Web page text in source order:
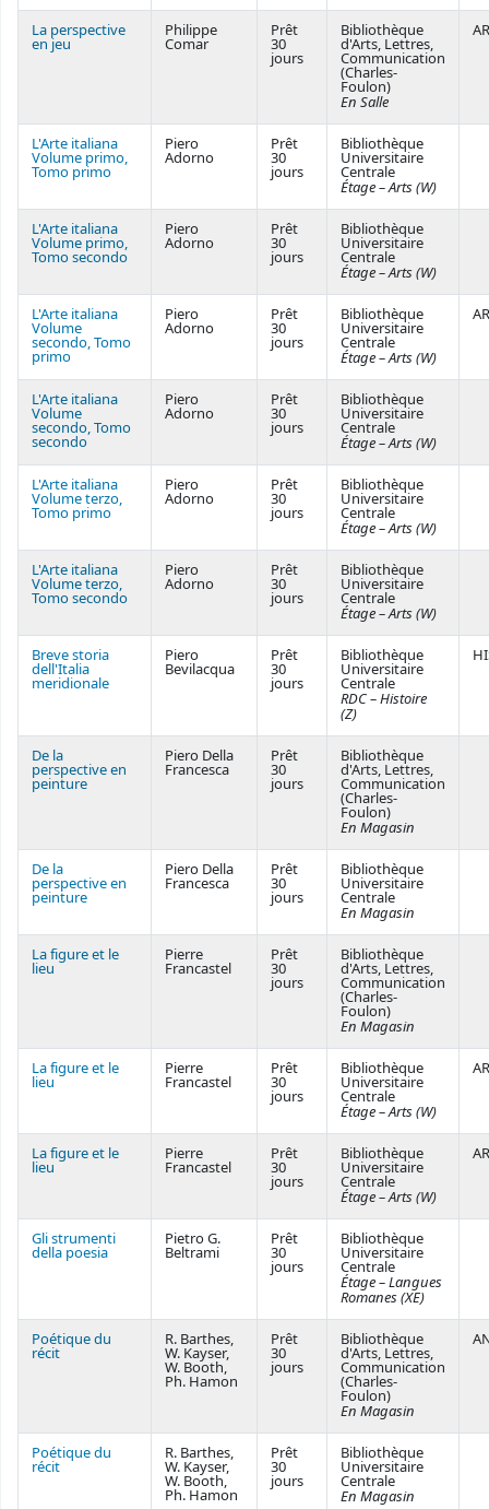
La perspective
en jeu
Philippe
Comar
Prêt
30
jours
Bibliothèque
d'Arts, Lettres,
Communication
(Charles-
Foulon)
En Salle
L'Arte italiana
Volume primo,
Tomo primo
Piero
Adorno
Prêt
30
jours
Bibliothèque
Universitaire
Centrale
Étage – Arts (W)
L'Arte italiana
Volume primo,
Tomo secondo
Piero
Adorno
Prêt
30
jours
Bibliothèque
Universitaire
Centrale
Étage – Arts (W)
L'Arte italiana
Volume
secondo, Tomo
primo
Piero
Adorno
Prêt
30
jours
Bibliothèque
Universitaire
Centrale
Étage – Arts (W)
L'Arte italiana
Volume
secondo, Tomo
secondo
Piero
Adorno
Prêt
30
jours
Bibliothèque
Universitaire
Centrale
Étage – Arts (W)
L'Arte italiana
Volume terzo,
Tomo primo
Piero
Adorno
Prêt
30
jours
Bibliothèque
Universitaire
Centrale
Étage – Arts (W)
L'Arte italiana
Volume terzo,
Tomo secondo
Piero
Adorno
Prêt
30
jours
Bibliothèque
Universitaire
Centrale
Étage – Arts (W)
Breve storia
dell'Italia
meridionale
Piero
Bevilacqua
Prêt
30
jours
Bibliothèque
Universitaire
Centrale
RDC – Histoire
(Z)
De la
perspective en
peinture
Piero Della
Francesca
Prêt
30
jours
Bibliothèque
d'Arts, Lettres,
Communication
(Charles-
Foulon)
En Magasin
De la
perspective en
peinture
Piero Della
Francesca
Prêt
30
jours
Bibliothèque
Universitaire
Centrale
En Magasin
La figure et le
lieu
Pierre
Francastel
Prêt
30
jours
Bibliothèque
d'Arts, Lettres,
Communication
(Charles-
Foulon)
En Magasin
La figure et le
lieu
Pierre
Francastel
Prêt
30
jours
Bibliothèque
Universitaire
Centrale
Étage – Arts (W)
La figure et le
lieu
Pierre
Francastel
Prêt
30
jours
Bibliothèque
Universitaire
Centrale
Étage – Arts (W)
Gli strumenti
della poesia
Pietro G.
Beltrami
Prêt
30
jours
Bibliothèque
Universitaire
Centrale
Étage – Langues
Romanes (XE)
Poétique du
récit
R. Barthes,
W. Kayser,
W. Booth,
Ph. Hamon
Prêt
30
jours
Bibliothèque
d'Arts, Lettres,
Communication
(Charles-
Foulon)
En Magasin
Poétique du
récit
R. Barthes,
W. Kayser,
W. Booth,
Ph. Hamon
Prêt
30
jours
Bibliothèque
Universitaire
Centrale
En Magasin